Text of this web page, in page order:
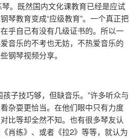
。既然国内文化课教育已经是应试
琴教育变成“应级教育”。一个真正把
乎自己有没有几级证书的。所以一
音乐的不考也无妨，不热爱音乐的
钢琴视频分享。
子技巧够，但缺音乐。”许多听众与
杂耍更恰当。在他们眼中只有力度
比等却全然不知。也有很多琴友认
肖练》、或者《拉2》等等，就认为